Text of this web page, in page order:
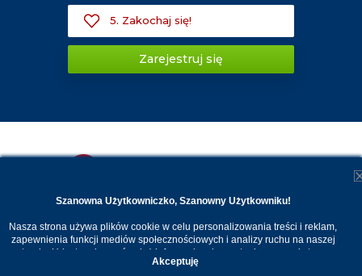
5. Zakochaj się!
Zarejestruj się
Usługi i cennik
Biuro prasowe
Partnerzy
Szanowna Użytkowniczko, Szanowny Użytkowniku!
Nasza strona używa plików cookie w celu personalizowania treści i reklam,
zapewnienia funkcji mediów społecznościowych i analizy ruchu na naszej
stronie. Udostępniamy również informacje o korzystaniu z naszej strony
internetowej naszym zaufanym partnerom. Dzięki cookies możemy
Akceptuję